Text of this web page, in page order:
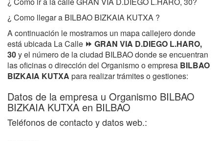
¿ Como llegar a BILBAO BIZKAIA KUTXA ?
A continuación le mostramos un mapa callejero donde
está ubicada La Calle ⏩ GRAN VIA D.DIEGO L.HARO,
30y el número de la ciudad BILBAO donde se encuentran
las oficinas o dirección del Organismo o empresa BILBAO
BIZKAIA KUTXA para realizar trámites o gestiones:
Datos de la empresa u Organismo BILBAO
BIZKAIA KUTXA en BILBAO
Teléfonos de contacto y datos web.: